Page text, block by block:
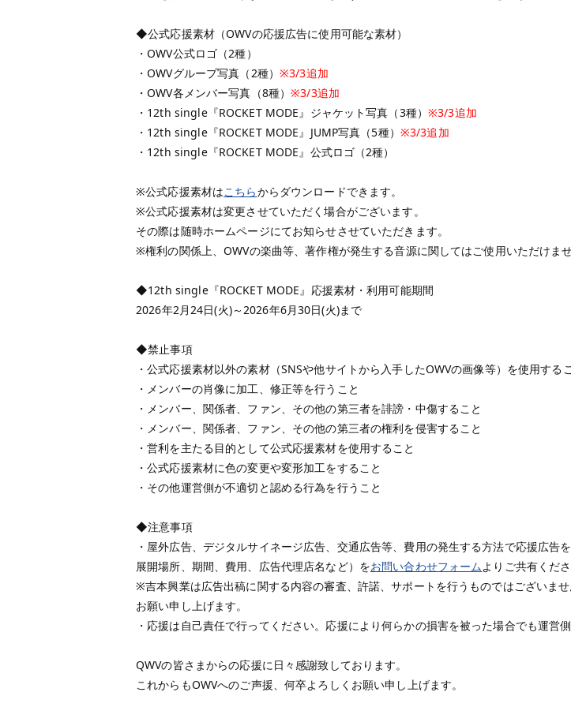
◆公式応援素材（OWVの応援広告に使用可能な素材）
・OWV公式ロゴ（2種）
・OWVグループ写真（2種） ※3/3追加
・OWV各メンバー写真（8種）※3/3追加
・12th single『ROCKET MODE』ジャケット写真（3種）※3/3追加
・12th single『ROCKET MODE』JUMP写真（5種） ※3/3追加
・12th single『ROCKET MODE』公式ロゴ（2種）
※公式応援素材はこちらからダウンロードできます。
※公式応援素材は変更させていただく場合がございます。
その際は随時ホームページにてお知らせさせていただきます。
※権利の関係上、OWVの楽曲等、著作権が発生する音源に関してはご使用いただけま
◆12th single『ROCKET MODE』応援素材・利用可能期間
2026年2月24日(火)～2026年6月30日(火)まで
◆禁止事項
・公式応援素材以外の素材（SNSや他サイトから入手したOWVの画像等）を使用する
・メンバーの肖像に加工、修正等を行うこと
・メンバー、関係者、ファン、その他の第三者を誹謗・中傷すること
・メンバー、関係者、ファン、その他の第三者の権利を侵害すること
・営利を主たる目的として公式応援素材を使用すること
・公式応援素材に色の変更や変形加工をすること
・その他運営側が不適切と認める行為を行うこと
◆注意事項
・屋外広告、デジタルサイネージ広告、交通広告等、費用の発生する方法で応援広告
展開場所、期間、費用、広告代理店名など）をお問い合わせフォームよりご共有くださ
※吉本興業は広告出稿に関する内容の審査、許諾、サポートを行うものではございま
お願い申し上げます。
・応援は自己責任で行ってください。応援により何らかの損害を被った場合でも運営
QWVの皆さまからの応援に日々感謝致しております。
これからもOWVへのご声援、何卒よろしくお願い申し上げます。